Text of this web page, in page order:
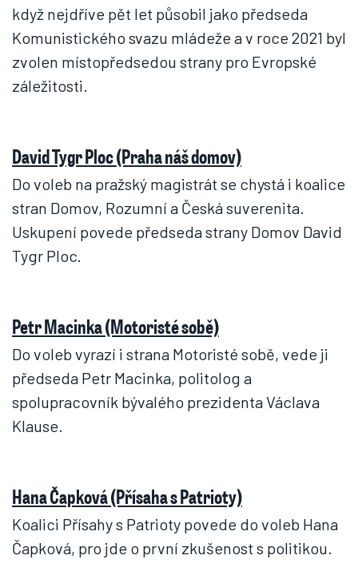
když nejdříve pět let působil jako předseda
Komunistického svazu mládeže a v roce 2021 byl
zvolen místopředsedou strany pro Evropské
záležitosti.
David Tygr Ploc (Praha náš domov)
Do voleb na pražský magistrát se chystá i koalice
stran Domov, Rozumní a Česká suverenita.
Uskupení povede předseda strany Domov David
Tygr Ploc.
Petr Macinka (Motoristé sobě)
Do voleb vyrazí i strana Motoristé sobě, vede ji
předseda Petr Macinka, politolog a
spolupracovník bývalého prezidenta Václava
Klause.
Hana Čapková (Přísaha s Patrioty)
Koalici Přísahy s Patrioty povede do voleb Hana
Čapková, pro jde o první zkušenost s politikou.